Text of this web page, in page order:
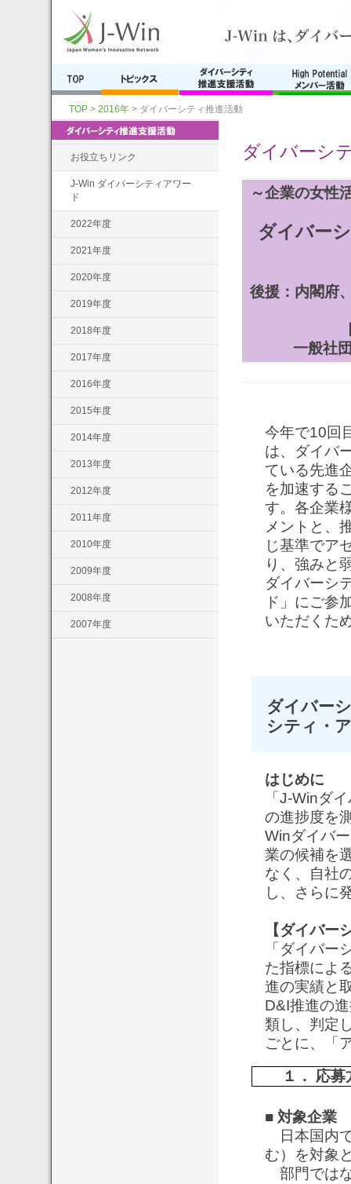
TOP > 2016年 > ダイバーシティ推進活動
お役立ちリンク
J-Win ダイバーシティアワー
ド
2022年度
2021年度
2020年度
2019年度
2018年度
2017年度
2016年度
2015年度
2014年度
2013年度
2012年度
2011年度
2010年度
2009年度
2008年度
2007年度
ダイバーシ
～企業の女性
ダイバー
後援：内閣府
一般社
今年で10回
は、ダイバ
ている先進
を加速する
す。各企業
メントと、
じ基準でア
り、強みと
ダイバーシ
ド」にご参
いただくた
ダイバー
シティ・
はじめに
「J-Winダ
の進捗度を
Winダイバ
業の候補を
なく、自社
し、さらに
【ダイバー
「ダイバー
た指標によ
進の実績と
D&I推進の
類し、判定
ごとに、「
１． 応募
■ 対象企業
日本国内
む）を対象
部門では